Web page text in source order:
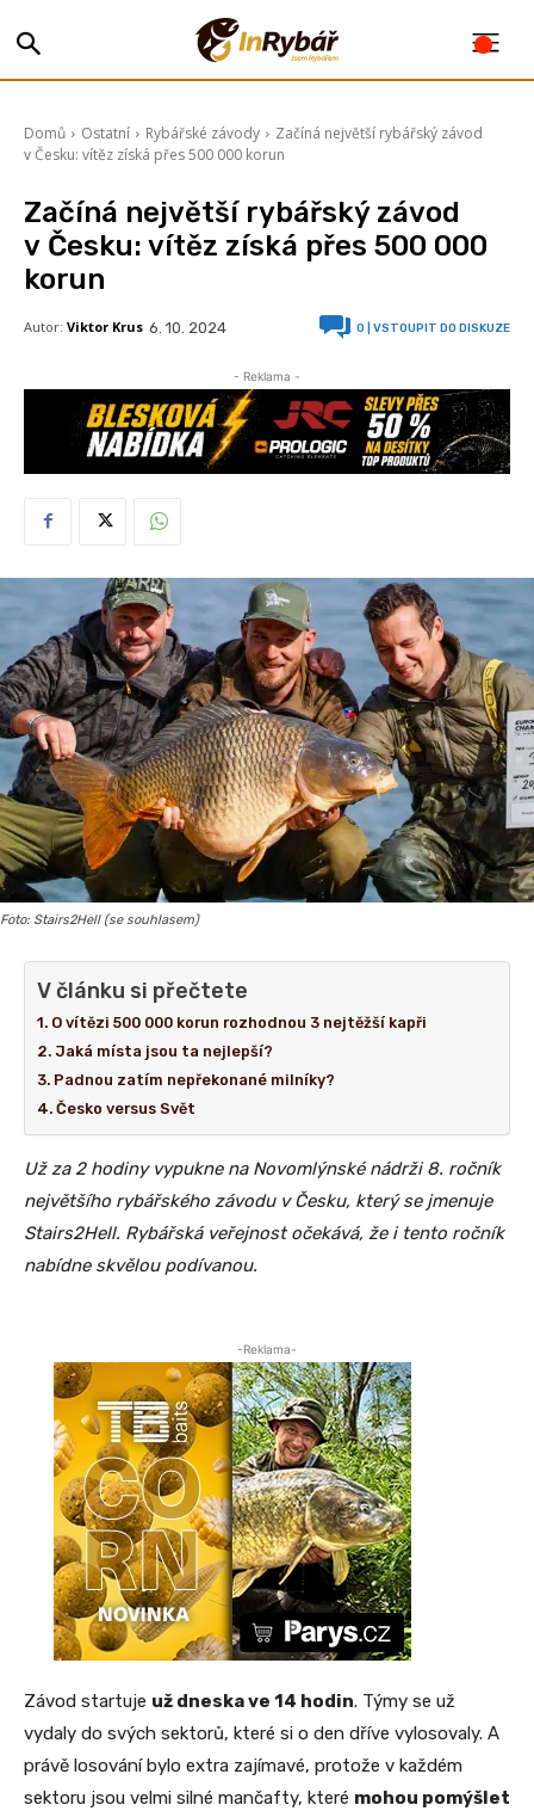
Domů Ostatní Rybářské závody
Začíná největší rybářský závod
v Česku: vítěz získá přes 500 000 korun
Začíná největší rybářský závod
v Česku: vítěz získá přes 500 000
korun
Autor: Viktor Krus 6. 10. 2024 0 | VSTOUPIT DO DISKUZE
- Reklama -
Foto: Stairs2Hell (se souhlasem)
V článku si přečtete
O vítězi 500 000 korun rozhodnou 3 nejtěžší kapři
Jaká místa jsou ta nejlepší?
Padnou zatím nepřekonané milníky?
Česko versus Svět
Už za 2 hodiny vypukne na Novomlýnské nádrži 8. ročník
největšího rybářského závodu v Česku, který se jmenuje
Stairs2Hell. Rybářská veřejnost očekává, že i tento ročník
nabídne skvělou podívanou.
-Reklama-
Závod startuje už dneska ve 14 hodin. Týmy se už
vydaly do svých sektorů, které si o den dříve vylosovaly. A
právě losování bylo extra zajímavé, protože v každém
sektoru jsou velmi silné mančafty, které mohou pomýšlet